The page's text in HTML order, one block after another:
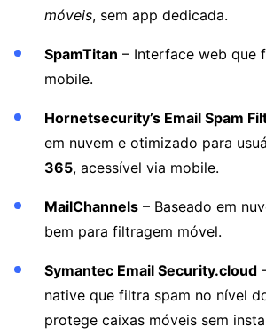
móveis, sem app dedicada.
SpamTitan – Interface web que
mobile.
Hornetsecurity’s Email Spam
em nuvem e otimizado para
365, acessível via mobile.
MailChannels – Baseado em
bem para filtragem móvel.
Symantec Email Security.cloud
native que filtra spam no nível
protege caixas móveis sem